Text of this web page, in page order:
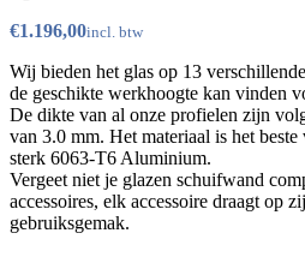
€
Wij bieden het glas op 13
de geschikte werkhoogte kan vinden
De dikte van al onze profielen zijn
van 3.0 mm. Het materiaal is het
sterk 6063-T6 Aluminium.
Vergeet niet je glazen schuifwand
accessoires, elk accessoire draagt op
gebruiksgemak.